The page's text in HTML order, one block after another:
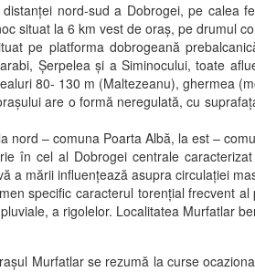
nord-sud a Dobrogei, pe calea
situat la 6 km vest de oraş, pe drumul
pe platforma dobrogeană
Şerpelea şi a Siminocului, toate
80- 130 m (Maltezeanu), ghermea
are o formă neregulată, cu
nord – comuna Poarta Albă, la est –
în cel al Dobrogei centrale
a mării influenţează asupra circulaţiei
specific caracterul torenţial frecvent
a rigolelor. Localitatea Murfatlar
Murfatlar se rezumă la curse